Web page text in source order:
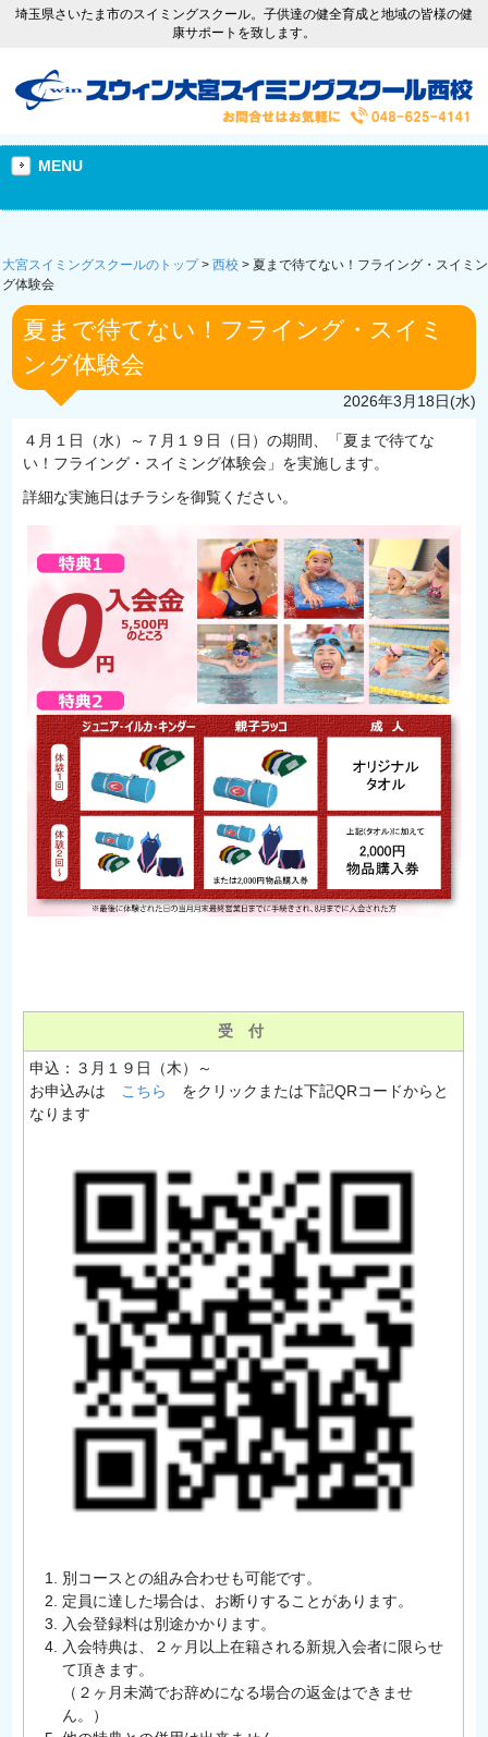
埼玉県さいたま市のスイミングスクール。子供達の健全育成と地域の皆様の健
康サポートを致します。
MENU
大宮スイミングスクールのトップ> 西校 > 夏まで待てない！フライング・スイミン
グ体験会
夏まで待てない！フライング・スイミ
ング体験会
2026年3月18日(水)
４月１日（水）～７月１９日（日）の期間、「夏まで待てな
い！フライング・スイミング体験会」を実施します。
詳細な実施日はチラシを御覧ください。
受 付
申込：３月１９日（木）～
お申込みは こちら
をクリックまたは下記QRコードからと
なります
別コースとの組み合わせも可能です。
定員に達した場合は、お断りすることがあります。
入会登録料は別途かかります。
入会特典は、２ヶ月以上在籍される新規入会者に限らせ
て頂きます。
（２ヶ月未満でお辞めになる場合の返金はできませ
ん。）